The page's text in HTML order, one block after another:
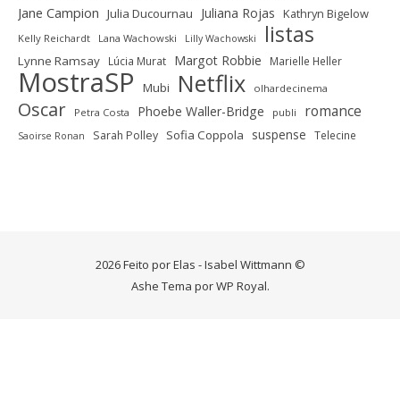
Jane Campion Julia Ducournau Juliana Rojas Kathryn Bigelow
Kelly Reichardt Lana Wachowski Lilly Wachowski listas
Lynne Ramsay Lúcia Murat Margot Robbie Marielle Heller
MostraSP Mubi Netflix olhardecinema
Oscar Petra Costa Phoebe Waller-Bridge publi romance
Saoirse Ronan Sarah Polley Sofia Coppola suspense Telecine
2026 Feito por Elas - Isabel Wittmann ©
Ashe Tema porWP Royal.